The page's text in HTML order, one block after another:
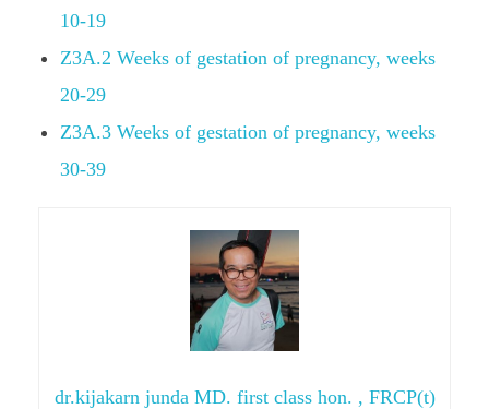
10-19
Z3A.2 Weeks of gestation of pregnancy, weeks
20-29
Z3A.3 Weeks of gestation of pregnancy, weeks
30-39
dr.kijakarn junda MD. first class hon. , FRCP(t)